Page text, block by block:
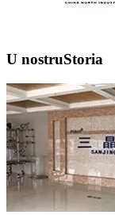
U nostruStoria